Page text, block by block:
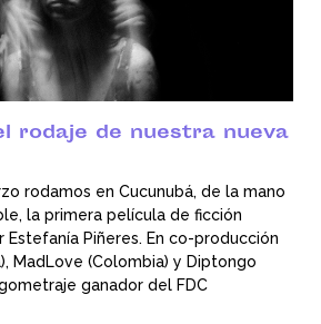
rodaje de nuestra nueva
rodamos en Cucunubá, de la mano
la primera película de ficción
Estefanía Piñeres. En co-producción
MadLove (Colombia) y Diptongo
ganador del FDC